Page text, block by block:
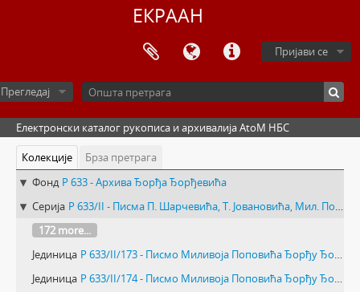
ЕКРААН
Пријави се
Прегледај
Електронски каталог рукописа и архивалија AtoM НБС
Колекције
Брза претрага
Фонд Р 633 - Архива Ђорђа Ђорђевића
Серија Р 633/II - Писма П. Шарчевића, Т. Јовановића, Мил. Поповића и Х. Милера
172 more...
Јединица Р 633/II/173 - Писмо Миливоја Поповића Ђорђу Ђорђевићу
Јединица Р 633/II/174 - Писмо Миливоја Поповића Ђорђу Ђорђевићу